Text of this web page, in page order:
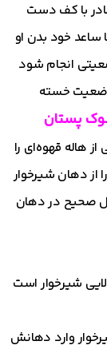
با کف دست
ساعد خود بدن او
انجام شود
وضعیت خسته
پستان
هاله قهوه‌ای را
از دهان شیرخوار
صحیح در دهان
شیرخوار است
وارد دهانش